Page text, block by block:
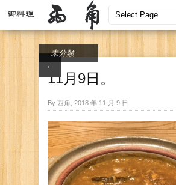
←
未分類
11月9日。
By 西角, 2018 年 11 月 9 日